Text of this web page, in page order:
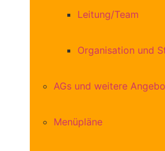
Leitung/Team
Organisation und
AGs und weitere
Menüpläne